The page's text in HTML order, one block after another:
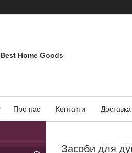
Best Home Goods
Про нас Контакти
Засоби для